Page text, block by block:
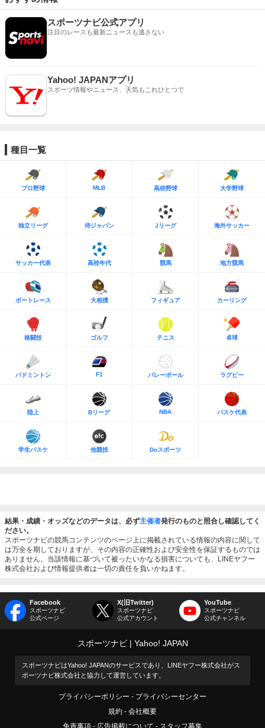
スポーツナビ公式アプリ
注目のレースも最新ニュースも逃さない
Yahoo! JAPANアプリ
スポーツ情報やニュース、天気もこれひとつで
種目一覧
プロ野球 MLB 高校野球 大学野球
独立リーグ 侍ジャパン Jリーグ 海外サッカー
サッカー代表 高校年代 競馬 地方競馬
ボートレース 大相撲 フィギュア カーリング
格闘技 ゴルフ テニス 卓球
バドミントン F1 バレーボール ラグビー
陸上 Bリーグ NBA バスケ代表
学生バスケ 他競技 Doスポーツ
結果・成績・オッズなどのデータは、必ず主催者発行のものと照合し確認してく
ださい。
スポーツナビの競馬コンテンツのページ上に掲載されている情報の内容に関して
は万全を期しておりますが、その内容の正確性および安全性を保証するものでは
ありません。当該情報に基づいて被ったいかなる損害についても、LINEヤフー
株式会社および情報提供者は一切の責任を負いかねます。
Facebook
スポーツナビ
公式ページ
X(旧Twitter)
スポーツナビ
公式アカウント
YouTube
スポーツナビ
公式チャンネル
スポーツナビ Yahoo! JAPAN
スポーツナビはYahoo! JAPANのサービスであり、LINEヤフー株式会社がス
ポーツナビ株式会社と協力して運営しています。
プライバシーポリシー
プライバシーセンター
規約
会社概要
免責事項
広告掲載について スタッフ募集